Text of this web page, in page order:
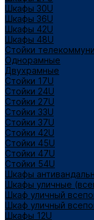
Шкафы 30U
Шкафы 36U
Шкафы 42U
Шкафы 48U
Стойки
Однорамные
Двухрамные
Стойки 17U
Стойки 24U
Стойки 27U
Стойки 33U
Стойки 37U
Стойки 42U
Стойки 45U
Стойки 47U
Стойки 54U
Шкафы
Шкафы уличные
Шкаф уличный
Шкаф уличный
Шкафы 12U